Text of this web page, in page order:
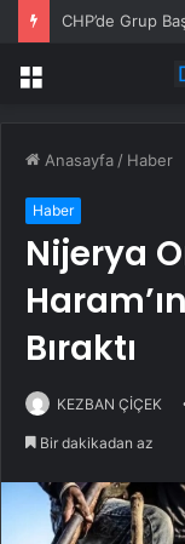
CHP’de Grup
Menü
Anasayfa / Haber
Haber
Nijerya
Bıraktı
KEZBAN ÇİÇEK
Bir dakikadan az